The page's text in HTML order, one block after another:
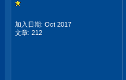
加入日期: Oct 2017
文章: 212